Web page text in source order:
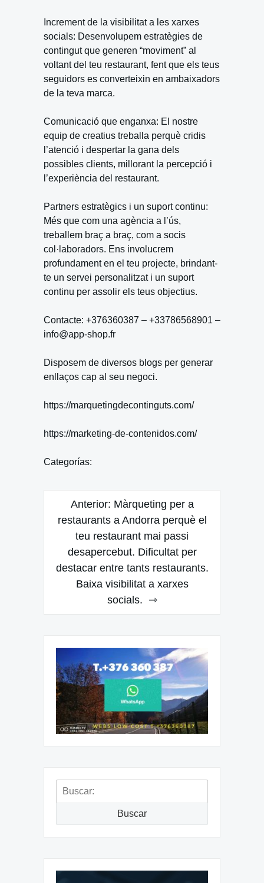
Increment de la visibilitat a les xarxes
socials: Desenvolupem estratègies de
contingut que generen “moviment” al
voltant del teu restaurant, fent que els teus
seguidors es converteixin en ambaixadors
de la teva marca.
Comunicació que enganxa: El nostre
equip de creatius treballa perquè cridis
l’atenció i despertar la gana dels
possibles clients, millorant la percepció i
l’experiència del restaurant.
Partners estratègics i un suport continu:
Més que com una agència a l’ús,
treballem braç a braç, com a socis
col·laboradors. Ens involucrem
profundament en el teu projecte, brindant-
te un servei personalitzat i un suport
continu per assolir els teus objectius.
Contacte: +376360387 – +33786568901 –
info@app-shop.fr
Disposem de diversos blogs per generar
enllaços cap al seu negoci.
https://marquetingdecontinguts.com/
https://marketing-de-contenidos.com/
Categorías:
Navegación
de
entradas
Anterior: Màrqueting per a
restaurants a Andorra perquè el
teu restaurant mai passi
desapercebut. Dificultat per
destacar entre tants restaurants.
Baixa visibilitat a xarxes
socials.
Buscar:
Buscar